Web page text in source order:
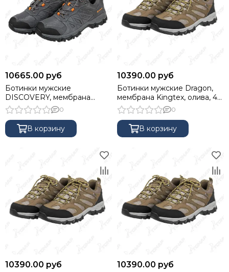
10665.00 руб
Ботинки мужские
DISCOVERY, мембрана
Kingtex, серые, 46 NISUS
0
В корзину
10390.00 руб
Ботинки мужские Dragon,
мембрана Kingtex, олива, 41
NISUS
0
В корзину
10390.00 руб 10390.00 руб